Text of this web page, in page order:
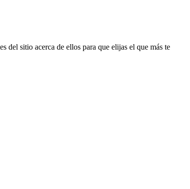
del sitio acerca de ellos para que elijas el que más te